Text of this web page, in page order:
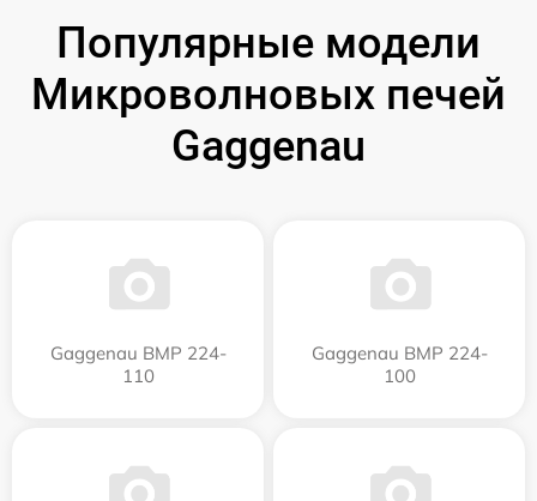
Популярные модели
Микроволновых печей
Gaggenau
Gaggenau BMP 224-
110
Gaggenau BMP 224-
100